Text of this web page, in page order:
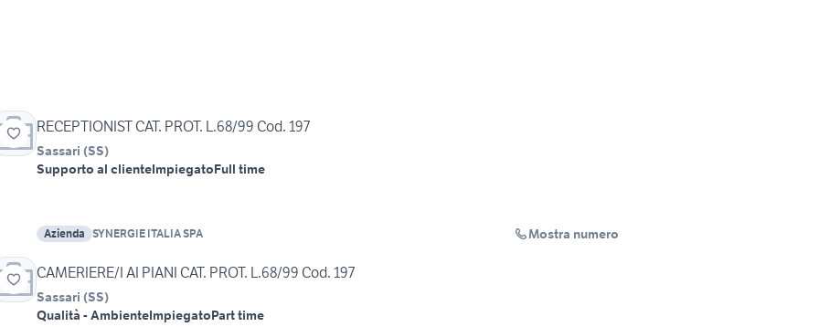
RECEPTIONIST CAT. PROT. L.68/99 Cod. 197
Sassari (SS)
Supporto al clienteImpiegatoFull time
Azienda SYNERGIE ITALIA SPA Mostra numero
CAMERIERE/I AI PIANI CAT. PROT. L.68/99 Cod. 197
Sassari (SS)
Qualità - AmbienteImpiegatoPart time